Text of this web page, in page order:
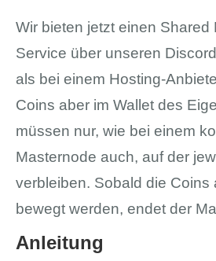
Wir bieten jetzt einen Shared
Service über unseren
als bei einem Hosting-
Coins aber im Wallet des
müssen nur, wie bei einem
Masternode auch, auf der
verbleiben. Sobald die
bewegt werden, endet der
Anleitung